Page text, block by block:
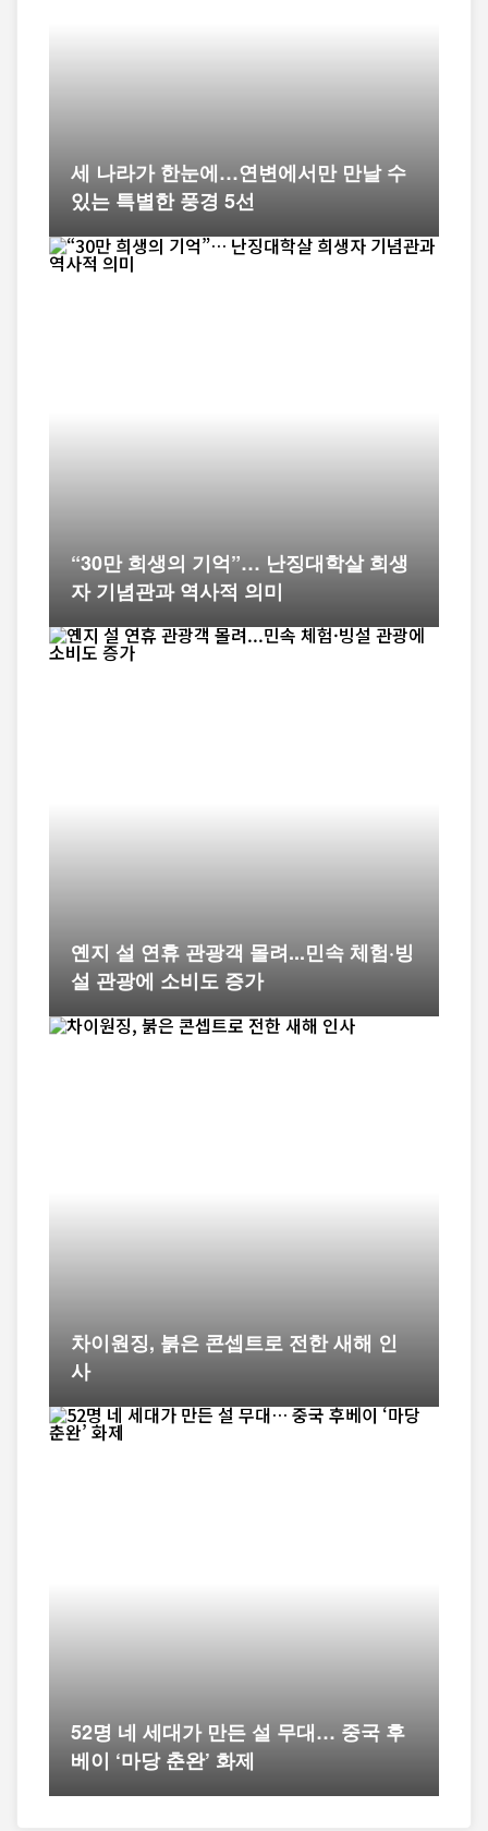
세 나라가 한눈에…연변에서만 만날 수
있는 특별한 풍경 5선
“30만 희생의 기억”… 난징대학살 희생
자 기념관과 역사적 의미
옌지 설 연휴 관광객 몰려...민속 체험·빙
설 관광에 소비도 증가
차이원징, 붉은 콘셉트로 전한 새해 인
사
52명 네 세대가 만든 설 무대… 중국 후
베이 ‘마당 춘완’ 화제